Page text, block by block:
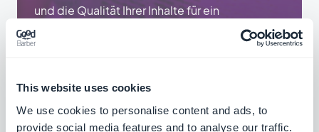
This website uses cookies
We use cookies to personalise content and ads, to
provide social media features and to analyse our traffic.
und die Qualität Ihrer Inhalte für ein
spezialisiertes Publikum verbessern können.